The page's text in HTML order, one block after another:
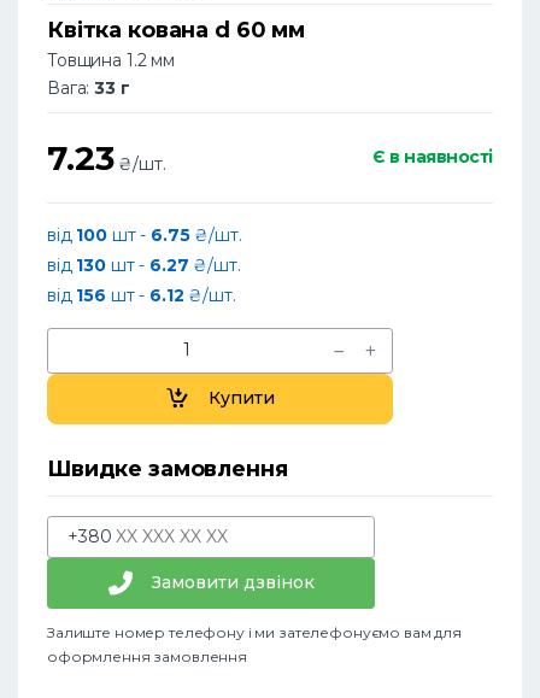
Квітка кована d 60 мм
Товщина 1.2 мм
Вага:33 г
7.23 ₴/шт. Є в наявності
від 100 шт - 6.75₴/шт.
від 130 шт - 6.27 ₴/шт.
від 156 шт - 6.12 ₴/шт.
Купити
Швидке замовлення
+380
Замовити дзвінок
Залиште номер телефону і ми зателефонуємо вам для
оформлення замовлення